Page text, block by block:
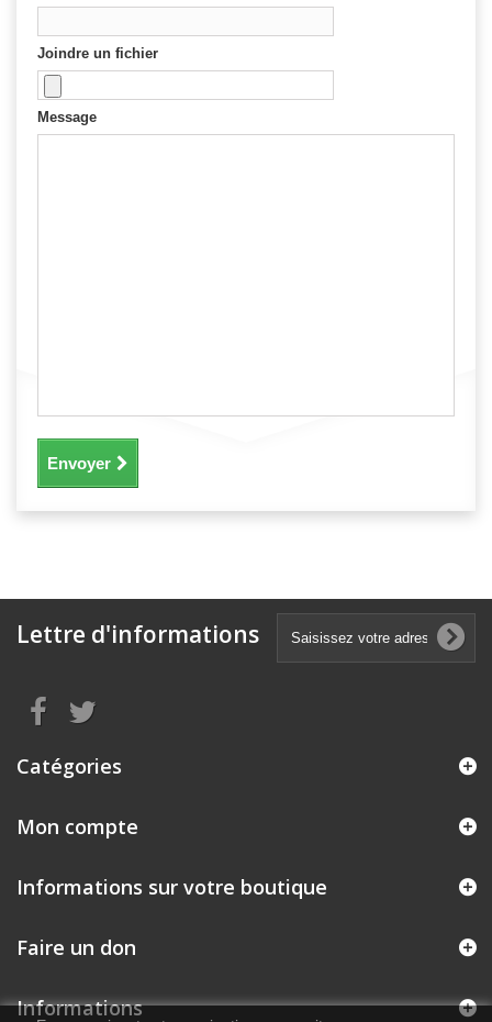
Joindre un fichier
Message
Envoyer
Lettre d'informations
Catégories
Mon compte
Informations sur votre boutique
Faire un don
Informations